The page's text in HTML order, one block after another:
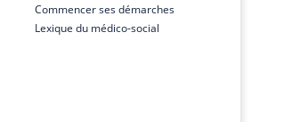
Commencer ses démarches
Lexique du médico-social